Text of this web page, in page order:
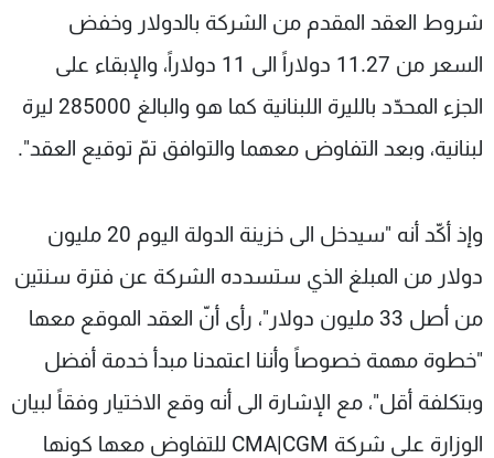
شروط العقد المقدم من الشركة بالدولار وخفض
السعر من 11.27 دولاراً الى 11 دولاراً، والإبقاء على
الجزء المحدّد بالليرة اللبنانية كما هو والبالغ 285000 ليرة
لبنانية، وبعد التفاوض معهما والتوافق تمّ توقيع العقد".
وإذ أكّد أنه "سيدخل الى خزينة الدولة اليوم 20 مليون
دولار من المبلغ الذي ستسدده الشركة عن فترة سنتين
من أصل 33 مليون دولار"، رأى أنّ العقد الموقع معها
"خطوة مهمة خصوصاً وأننا اعتمدنا مبدأ خدمة أفضل
وبتكلفة أقل"، مع الإشارة الى أنه وقع الاختيار وفقاً لبيان
الوزارة على شركة CMA|CGM للتفاوض معها كونها